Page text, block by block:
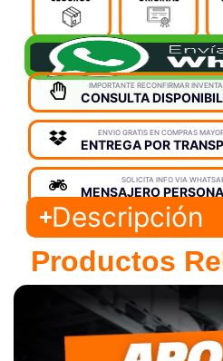
IMPORTANTE RECONFIRMAR
CONSULTA
ENVIO GRATIS EN COMPRAS
ENTREGA POR
SOLICITA INFO VIA
MENSAJERO
Descripción
Productos